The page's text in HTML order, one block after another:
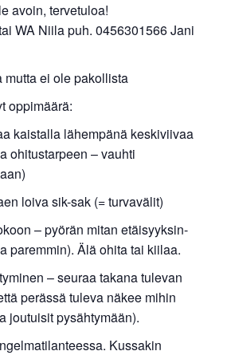
avoin, tervetuloa!
WA Niila puh. 0456301566 Jani
mutta ei ole pakollista
oppimäärä:
kaistalla lähempänä keskiviivaa
ohitustarpeen – vauhti
loiva sik-sak (= turvavälit)
– pyörän mitan etäisyyksin-
paremmin). Älä ohita tai kiilaa.
– seuraa takana tulevan
perässä tuleva näkee mihin
joutuisit pysähtymään).
Kussakin